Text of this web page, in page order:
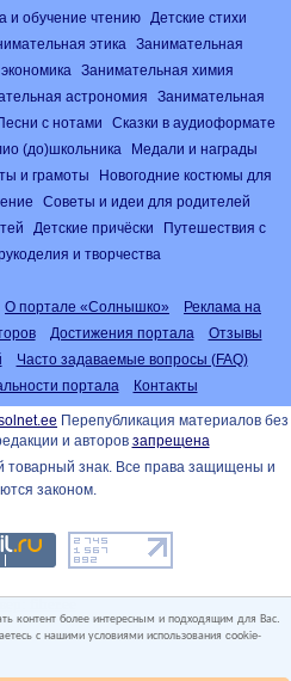
контент более интересным и подходящим для Вас.
с нашими условиями использования cookie-
и обучение чтению
Детские стихи
этика
Занимательная
Занимательная химия
астрономия
Занимательная
с нотами
Сказки в аудиоформате
(до)школьника
Медали и награды
и грамоты
Новогодние костюмы для
Советы и идеи для родителей
Детские причёски
Путешествия с
и творчества
О портале «Солнышко»
Реклама на
Достижения портала
Отзывы
Часто задаваемые вопросы (FAQ)
портала
Контакты
Перепубликация материалов без
и авторов запрещена
товарный знак. Все права защищены и
законом.